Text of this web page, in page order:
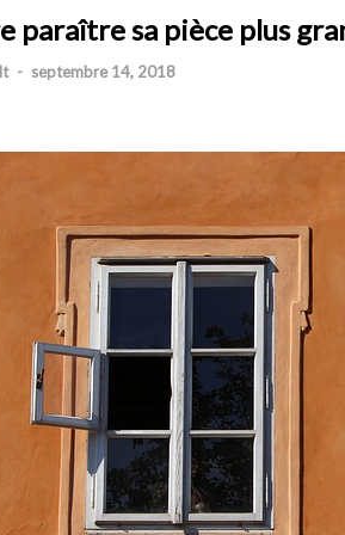
paraître sa pièce plus
- septembre 14, 2018